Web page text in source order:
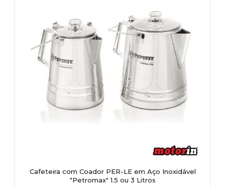
chosen
on
the
product
page
Cafeteira com Coador PER-LE em Aço Inoxidável
"Petromax" 1.5 ou 3 Litros